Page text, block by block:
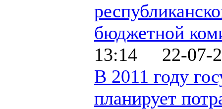
бюджетной
13:14 22-07-
В 2011 году
планирует